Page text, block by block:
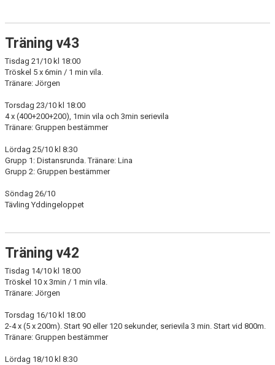
Träning v43
Tisdag 21/10 kl 18:00
Tröskel 5 x 6min / 1 min vila.
Tränare: Jörgen
Torsdag 23/10 kl 18:00
4 x (400+200+200), 1min vila och 3min serievila
Tränare: Gruppen bestämmer
Lördag 25/10 kl 8:30
Grupp 1: Distansrunda. Tränare: Lina
Grupp 2: Gruppen bestämmer
Söndag 26/10
Tävling Yddingeloppet
Träning v42
Tisdag 14/10 kl 18:00
Tröskel 10 x 3min / 1 min vila.
Tränare: Jörgen
Torsdag 16/10 kl 18:00
2-4 x (5 x 200m). Start 90 eller 120 sekunder, serievila 3 min. Start vid 800m.
Tränare: Gruppen bestämmer
Lördag 18/10 kl 8:30